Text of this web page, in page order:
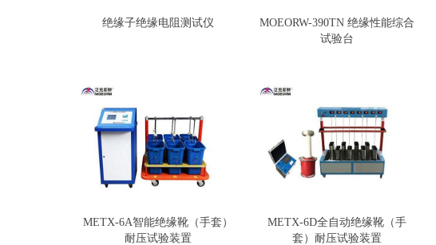
绝缘子绝缘电阻测试仪
MOEORW-390TN 绝缘性能综合
试验台
METX-6A智能绝缘靴（手套）
耐压试验装置
METX-6D全自动绝缘靴（手
套）耐压试验装置